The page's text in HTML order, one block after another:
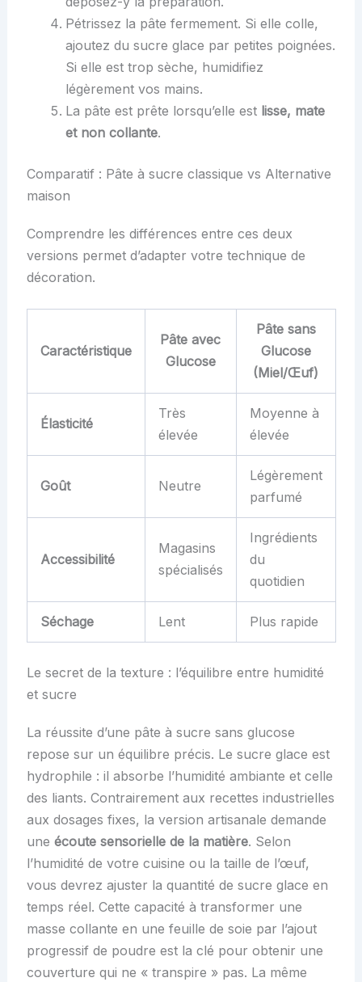
Pétrissez la pâte fermement. Si elle colle,
ajoutez du sucre glace par petites poignées.
Si elle est trop sèche, humidifiez
légèrement vos mains.
La pâte est prête lorsqu’elle est lisse, mate
et non collante.
Comparatif : Pâte à sucre classique vs Alternative
maison
Comprendre les différences entre ces deux
versions permet d’adapter votre technique de
décoration.
Caractéristique
Pâte avec
Glucose
Pâte sans
Glucose
(Miel/Œuf)
Élasticité
Très
élevée
Moyenne à
élevée
Goût Neutre
Légèrement
parfumé
Accessibilité
Magasins
spécialisés
Ingrédients
du
quotidien
Séchage Lent Plus rapide
Le secret de la texture : l’équilibre entre humidité
et sucre
La réussite d’une pâte à sucre sans glucose
repose sur un équilibre précis. Le sucre glace est
hydrophile : il absorbe l’humidité ambiante et celle
des liants. Contrairement aux recettes industrielles
aux dosages fixes, la version artisanale demande
une écoute sensorielle de la matière. Selon
l’humidité de votre cuisine ou la taille de l’œuf,
vous devrez ajuster la quantité de sucre glace en
temps réel. Cette capacité à transformer une
masse collante en une feuille de soie par l’ajout
progressif de poudre est la clé pour obtenir une
couverture qui ne « transpire » pas. La même